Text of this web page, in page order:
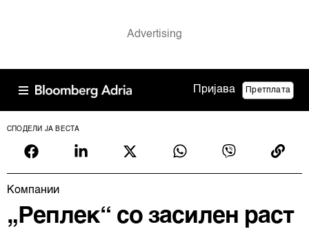
Пријава Претплата
СПОДЕЛИ ЈА ВЕСТА
Компании
„Реплек“ со засилен раст